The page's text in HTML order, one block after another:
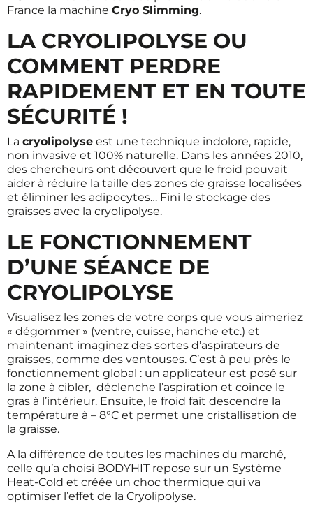
France la machine Cryo Slimming.
LA CRYOLIPOLYSE OU
COMMENT PERDRE
RAPIDEMENT ET EN TOUTE
SÉCURITÉ !
La cryolipolyse est une technique indolore, rapide,
non invasive et 100% naturelle. Dans les années 2010,
des chercheurs ont découvert que le froid pouvait
aider à réduire la taille des zones de graisse localisées
et éliminer les adipocytes… Fini le stockage des
graisses avec la cryolipolyse.
LE FONCTIONNEMENT
D’UNE SÉANCE DE
CRYOLIPOLYSE
Visualisez les zones de votre corps que vous aimeriez
« dégommer » (ventre, cuisse, hanche etc.) et
maintenant imaginez des sortes d’aspirateurs de
graisses, comme des ventouses. C’est à peu près le
fonctionnement global : un applicateur est posé sur
la zone à cibler, déclenche l’aspiration et coince le
gras à l’intérieur. Ensuite, le froid fait descendre la
température à – 8°C et permet une cristallisation de
la graisse.
A la différence de toutes les machines du marché,
celle qu’a choisi BODYHIT repose sur un Système
Heat-Cold et créée un choc thermique qui va
optimiser l’effet de la Cryolipolyse.